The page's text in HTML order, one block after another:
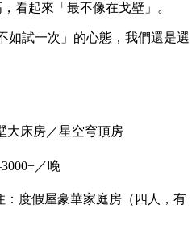
看起來「最不像在戈壁」。
如試一次」的心態，我們還是選
大床房／星空穹頂房
／晚
：度假屋豪華家庭房（四人，有